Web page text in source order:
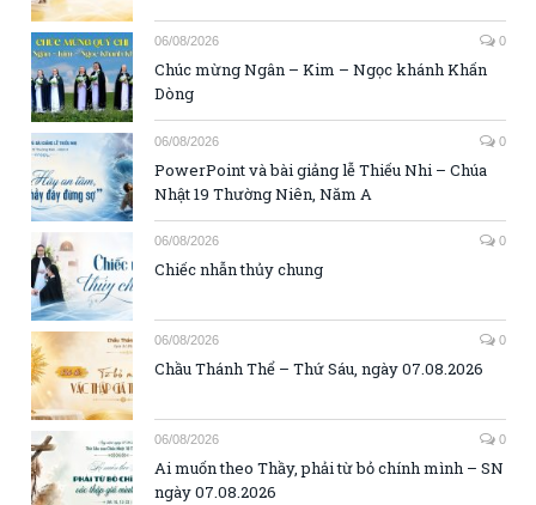
06/08/2026 0
Chúc mừng Ngân – Kim – Ngọc khánh Khấn
Dòng
06/08/2026 0
PowerPoint và bài giảng lễ Thiếu Nhi – Chúa
Nhật 19 Thường Niên, Năm A
06/08/2026 0
Chiếc nhẫn thủy chung
06/08/2026 0
Chầu Thánh Thể – Thứ Sáu, ngày 07.08.2026
06/08/2026 0
Ai muốn theo Thầy, phải từ bỏ chính mình – SN
ngày 07.08.2026